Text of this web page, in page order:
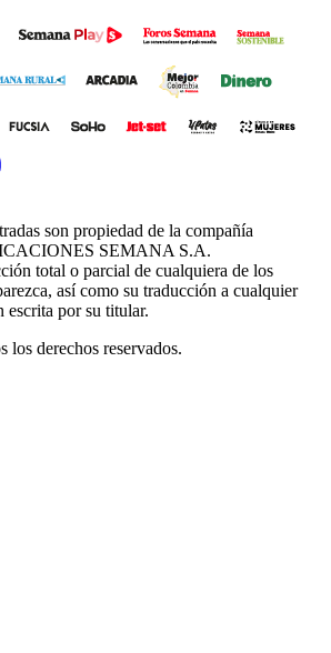
window
son propiedad de la compañía
SEMANA S.A.
total o parcial de cualquiera de los
así como su traducción a cualquier
escrita por su titular.
los derechos reservados.